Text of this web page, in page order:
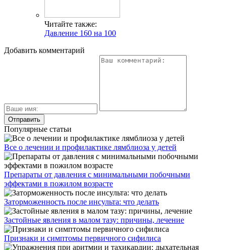
Читайте также:
Давление 160 на 100
Добавить комментарий
Популярные статьи
Все о лечении и профилактике лямблиоза у детей
Препараты от давления с минимальными побочными
эффектами в пожилом возрасте
Заторможенность после инсульта: что делать
Застойные явления в малом тазу: причины, лечение
Признаки и симптомы первичного сифилиса